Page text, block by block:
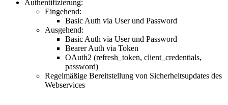
Authentifizierung:
Eingehend:
Basic Auth via User und Password
Ausgehend:
Basic Auth via User und Password
Bearer Auth via Token
OAuth2 (refresh_token, client_credentials,
password)
Regelmäßige Bereitstellung von Sicherheitsupdates des
Webservices